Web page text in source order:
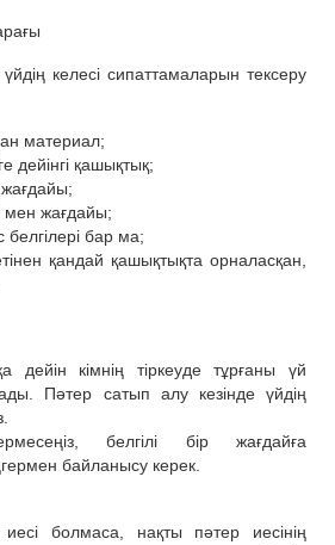
келесі сипаттамаларын тексеру
материал;
дейінгі қашықтық;
жағдайы;
мен жағдайы;
белгілері бар ма;
қандай қашықтықта орналасқан,
дейін кімнің тіркеуде тұрғаны үй
Пәтер сатып алу кезінде үйдің
белгілі бір жағдайға
байланысу керек.
болмаса, нақты пәтер иесінің